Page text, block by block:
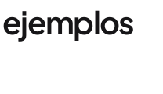
ejemplos